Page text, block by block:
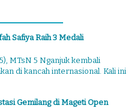
Safiya Raih 3 Medali
MTsN 5 Nganjuk kembali
di kancah internasional. Kali ini
Gemilang di Mageti Open